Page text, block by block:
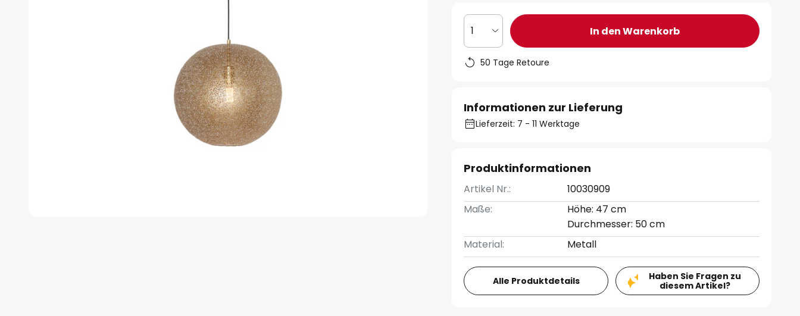
1 In den Warenkorb
50 Tage Retoure
Informationen zur Lieferung
Lieferzeit: 7 - 11 Werktage
Produktinformationen
Artikel Nr.:
10030909
Maße:
Höhe: 47 cm
Durchmesser: 50 cm
Material:
Metall
Alle Produktdetails
Haben Sie Fragen zu
diesem Artikel?